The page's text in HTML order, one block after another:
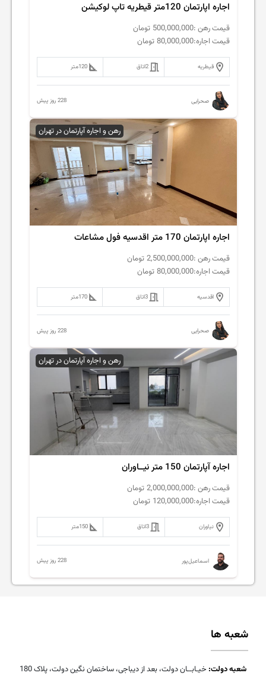
اجاره اپارتمان 120متر قیطریه تاپ لوکیشن
قیمت رهن :500,000,000 تومان
قیمت اجاره:80,000,000 تومان
قیطریه 2اتاق 120متر
صحرایی 228 روز پیش
رهن و اجاره آپارتمان در تهران
اجاره اپارتمان 170 متر اقدسیه فول مشاعات
قیمت رهن :2,500,000,000 تومان
قیمت اجاره:80,000,000 تومان
اقدسیه 3اتاق 170متر
صحرایی 228 روز پیش
رهن و اجاره آپارتمان در تهران
اجاره آپارتمان 150 متر نیــاوران
قیمت رهن :2,000,000,000 تومان
قیمت اجاره:120,000,000 تومان
نیاوران 3اتاق 150متر
اسماعیل‌پور 228 روز پیش
شعبه ها
شعبه دولت: خیـابــان دولت، بعد از دیباجی، ساختمان نگین دولت، پلاک 180